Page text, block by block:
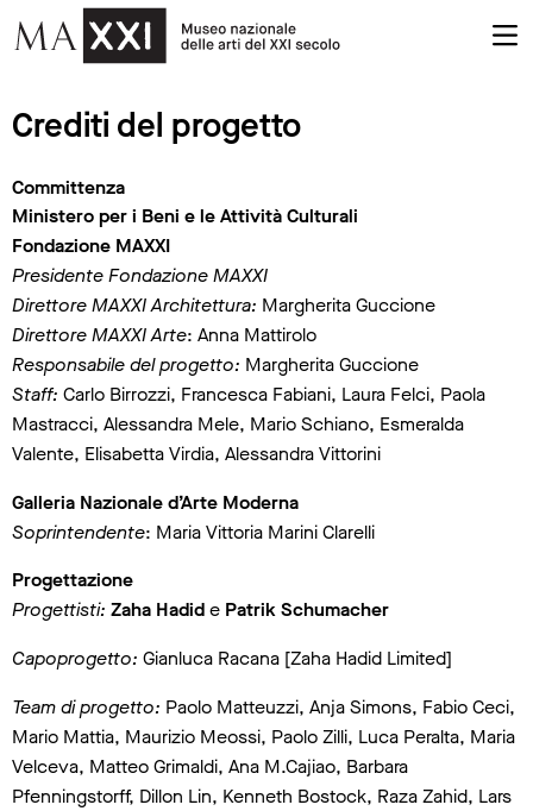
Crediti del progetto
Committenza
Ministero per i Beni e le Attività Culturali
Fondazione MAXXI
Presidente Fondazione MAXXI
Direttore MAXXI Architettura: Margherita Guccione
Direttore MAXXI Arte: Anna Mattirolo
Responsabile del progetto: Margherita Guccione
Staff: Carlo Birrozzi, Francesca Fabiani, Laura Felci, Paola
Mastracci, Alessandra Mele, Mario Schiano, Esmeralda
Valente, Elisabetta Virdia, Alessandra Vittorini
Galleria Nazionale d’Arte Moderna
Soprintendente: Maria Vittoria Marini Clarelli
Progettazione
Progettisti: Zaha Hadide Patrik Schumacher
Capoprogetto: Gianluca Racana [Zaha Hadid Limited]
Team di progetto: Paolo Matteuzzi, Anja Simons, Fabio Ceci,
Mario Mattia, Maurizio Meossi, Paolo Zilli, Luca Peralta, Maria
Velceva, Matteo Grimaldi, Ana M.Cajiao, Barbara
Pfenningstorff, Dillon Lin, Kenneth Bostock, Raza Zahid, Lars